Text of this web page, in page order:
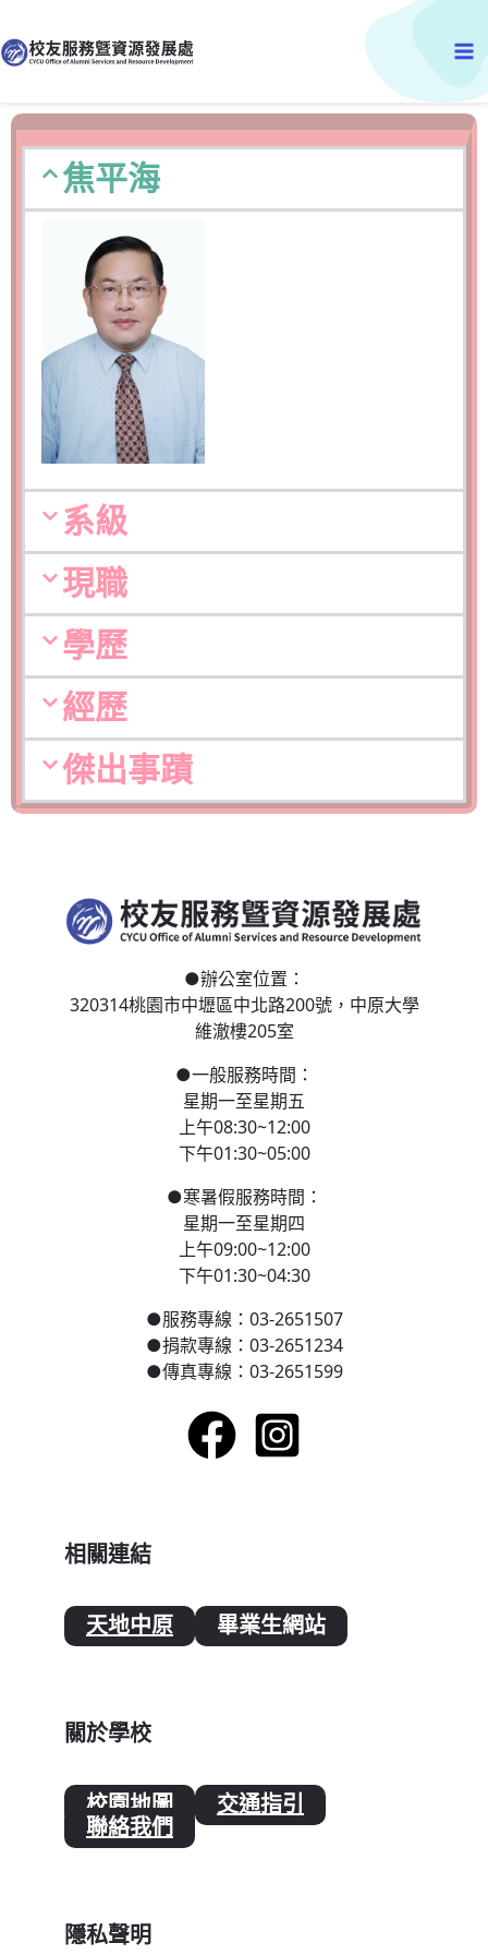
至
主
內
焦平海
系級
現職
學歷
經歷
傑出事蹟
●辦公室位置：
320314桃園市中壢區中北路200號， 中原大學
維澈樓205室
●一般服務時間：
星期一至星期五
上午08:30~12:00
下午01:30~05:00
●寒暑假服務時間：
星期一至星期四
上午09:00~12:00
下午01:30~04:30
●服務專線：03-2651507
●捐款專線：03-2651234
●傳真專線：03-2651599
相關連結
天地中原 畢業生網站
關於學校
校園地圖 交通指引
聯絡我們
隱私聲明